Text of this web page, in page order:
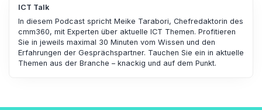
ICT Talk
In diesem Podcast spricht Meike Tarabori, Chefredaktorin des
cmm360, mit Experten über aktuelle ICT Themen. Profitieren
Sie in jeweils maximal 30 Minuten vom Wissen und den
Erfahrungen der Gesprächspartner. Tauchen Sie ein in aktuelle
Themen aus der Branche – knackig und auf dem Punkt.